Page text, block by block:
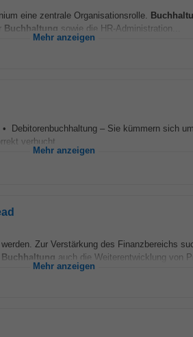
eine zentrale Organisationsrolle.
Buchhaltung sowie die HR-Administration...
Mehr anzeigen
Debitorenbuchhaltung – Sie kümmern sich
verbucht...
Mehr anzeigen
Zur Verstärkung des Finanzbereichs
Buchhaltung auch die Weiterentwicklung von
Mehr anzeigen